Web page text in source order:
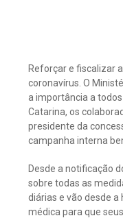
Reforçar e fiscalizar
coronavírus. O
a importância a
Catarina, os
presidente da
campanha interna
Desde a notificação
sobre todas as
diárias e vão desde
médica para que